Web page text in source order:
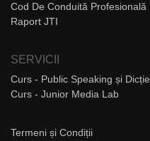
Cod De Conduită Profesională
Raport JTI
SERVICII
Curs - Public Speaking și Dicție
Curs - Junior Media Lab
Termeni și Condiții